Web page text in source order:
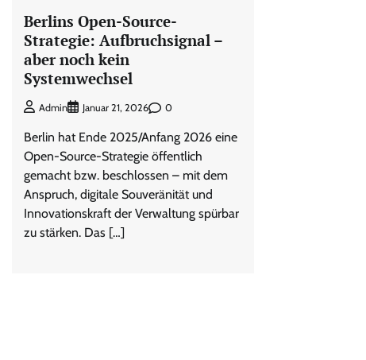
Berlins Open-Source-
Strategie: Aufbruchsignal –
aber noch kein
Systemwechsel
Admin Januar 21, 2026 0
Berlin hat Ende 2025/Anfang 2026 eine
Open-Source-Strategie öffentlich
gemacht bzw. beschlossen – mit dem
Anspruch, digitale Souveränität und
Innovationskraft der Verwaltung spürbar
zu stärken. Das […]